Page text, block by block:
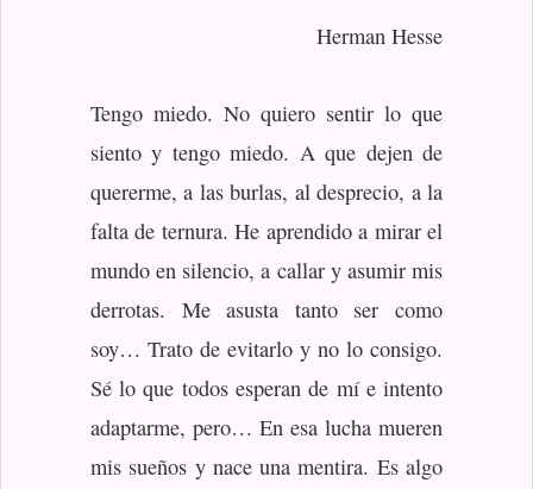
Herman Hesse
Tengo miedo. No quiero sentir lo que
siento y tengo miedo. A que dejen de
quererme, a las burlas, al desprecio, a la
falta de ternura. He aprendido a mirar el
mundo en silencio, a callar y asumir mis
derrotas. Me asusta tanto ser como
soy… Trato de evitarlo y no lo consigo.
Sé lo que todos esperan de mí e intento
adaptarme, pero… En esa lucha mueren
mis sueños y nace una mentira. Es algo